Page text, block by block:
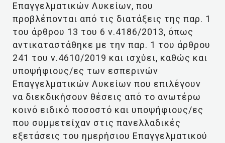
Επαγγελματικών Λυκείων, που
προβλέπονται από τις διατάξεις της παρ. 1
του άρθρου 13 του 6 ν.4186/2013, όπως
αντικαταστάθηκε με την παρ. 1 του άρθρου
241 του ν.4610/2019 και ισχύει, καθώς και
υποψήφιους/ες των εσπερινών
Επαγγελματικών Λυκείων που επιλέγουν
να διεκδικήσουν θέσεις από το ανωτέρω
κοινό ειδικό ποσοστό και υποψήφιους/ες
που συμμετείχαν στις πανελλαδικές
εξετάσεις του ημερήσιου Επαγγελματικού